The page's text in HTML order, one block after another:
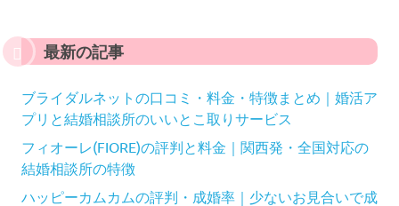
最新の記事
ブライダルネットの口コミ・料金・特徴まとめ｜婚活ア
プリと結婚相談所のいいとこ取りサービス
フィオーレ(FIORE)の評判と料金｜関西発・全国対応の
結婚相談所の特徴
ハッピーカムカムの評判・成婚率｜少ないお見合いで成